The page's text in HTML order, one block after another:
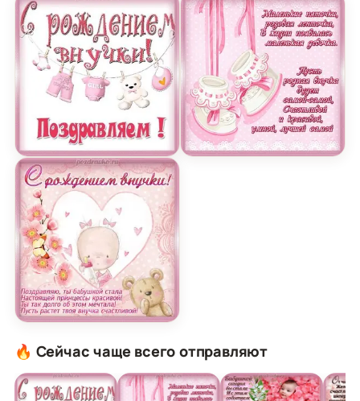
Картинка поздравление с рождением внучки
Открытка с рождением внучки и
Открытка с
🔥 Сейчас чаще всего отправляют